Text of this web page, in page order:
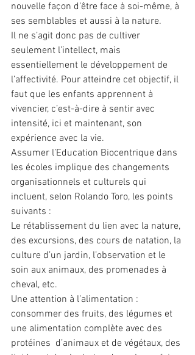
nouvelle façon d’être face à soi-même, à
ses semblables et aussi à la nature.
Il ne s’agit donc pas de cultiver
seulement l’intellect, mais
essentiellement le développement de
l’affectivité. Pour atteindre cet objectif, il
faut que les enfants apprennent à
vivencier, c’est-à-dire à sentir avec
intensité, ici et maintenant, son
expérience avec la vie.
Assumer l’Education Biocentrique dans
les écoles implique des changements
organisationnels et culturels qui
incluent, selon Rolando Toro, les points
suivants :
Le rétablissement du lien avec la nature,
des excursions, des cours de natation, la
culture d’un jardin, l’observation et le
soin aux animaux, des promenades à
cheval, etc.
Une attention à l’alimentation :
consommer des fruits, des légumes et
une alimentation complète avec des
protéines  d’animaux et de végétaux, des